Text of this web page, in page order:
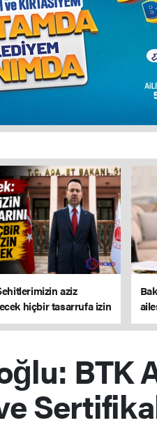
aziz
hiçbir tasarrufa izin
BTK